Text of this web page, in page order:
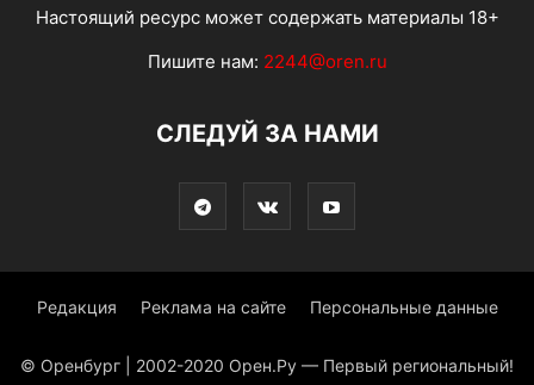
Настоящий ресурс может содержать материалы 18+
Пишите нам: 2244@oren.ru
СЛЕДУЙ ЗА НАМИ
Редакция Реклама на сайте Персональные данные
© Оренбург | 2002-2020 Орен.Ру — Первый региональный!